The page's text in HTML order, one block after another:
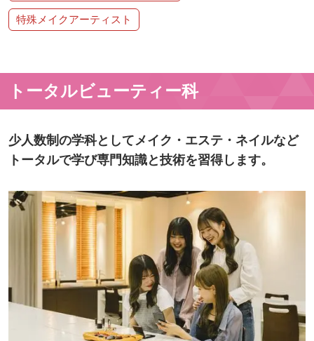
特殊メイクアーティスト
トータルビューティー科
少人数制の学科としてメイク・エステ・ネイルなど
トータルで学び専門知識と技術を習得します。